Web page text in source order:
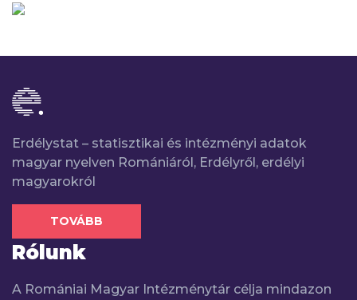
Erdélystat – statisztikai és intézményi adatok
magyar nyelven Romániáról, Erdélyről, erdélyi
magyarokról
TOVÁBB
Rólunk
A Romániai Magyar Intézménytár célja mindazon